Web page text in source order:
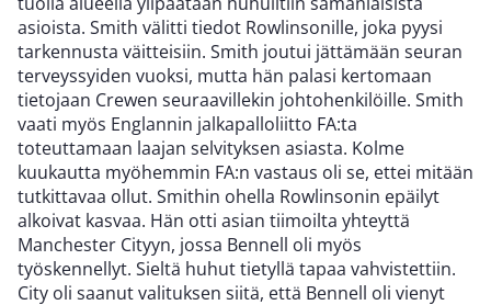
asioista. Smith välitti tiedot Rowlinsonille, joka pyysi
tarkennusta väitteisiin. Smith joutui jättämään seuran
terveyssyiden vuoksi, mutta hän palasi kertomaan
tietojaan Crewen seuraavillekin johtohenkilöille. Smith
vaati myös Englannin jalkapalloliitto FA:ta
toteuttamaan laajan selvityksen asiasta. Kolme
kuukautta myöhemmin FA:n vastaus oli se, ettei mitään
tutkittavaa ollut. Smithin ohella Rowlinsonin epäilyt
alkoivat kasvaa. Hän otti asian tiimoilta yhteyttä
Manchester Cityyn, jossa Bennell oli myös
työskennellyt. Sieltä huhut tietyllä tapaa vahvistettiin.
City oli saanut valituksen siitä, että Bennell oli vienyt